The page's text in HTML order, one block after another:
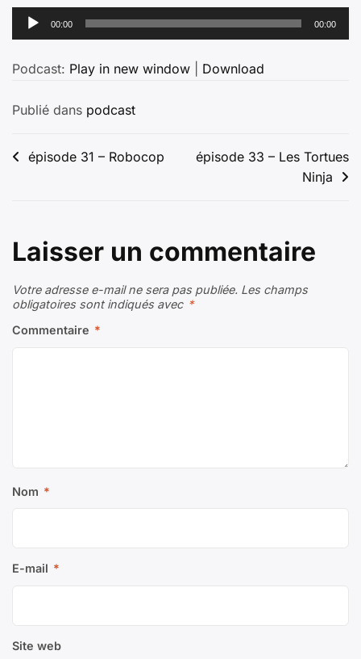
Lecteur
audio
00:00 00:00
Podcast: Play in new window Download
Publié dans podcast
Navigation
épisode 31 – Robocop
épisode 33 – Les Tortues
Ninja
Laisser un commentaire
Votre adresse e-mail ne sera pas publiée. Les champs
obligatoires sont indiqués avec *
Commentaire *
Nom *
E-mail *
Site web